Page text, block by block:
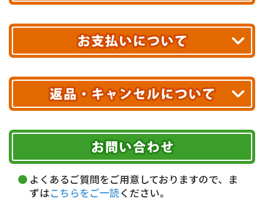
あす着エリアが対象です。
エリアやお届け日の確認はこちら▶
※ 配送業者による配送遅延が生じる可能性がございます。
※ 沖縄・離島はお届けできません。
送料無料!
10,000円未満 全国一律1,100円(税込)
配送業者
ヤマト運輸
お届け可能時間帯
午前中 14～16時
16～18時
18～20時
19～21時 指定なし
クレジットカード
代金引換(現金のみ)
5,000円未満…330円(税込)
期限を含むルール（条件）や、お客様にご負担い
ただく費用がございます。
詳しくはこちら▶
よくあるご質問をご用意しておりますので、ま
ずはこちらをご一読ください。